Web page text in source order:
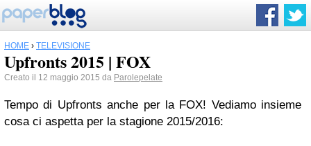
HOME › TELEVISIONE
Upfronts 2015 | FOX
Creato il 12 maggio 2015 da Parolepelate
Tempo di Upfronts anche per la FOX! Vediamo insieme
cosa ci aspetta per la stagione 2015/2016: